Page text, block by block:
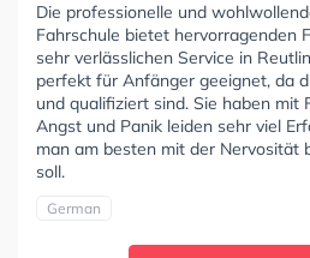
Die professionelle und
Fahrschule bietet hervorragenden
sehr verlässlichen Service in
perfekt für Anfänger geeignet, da
und qualifiziert sind. Sie haben mit
Angst und Panik leiden sehr viel
man am besten mit der Nervosität
soll.
German